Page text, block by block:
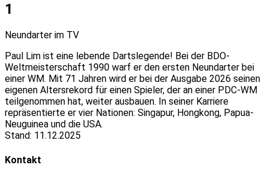
1
Neundarter im TV
Paul Lim ist eine lebende Dartslegende! Bei der BDO-
Weltmeisterschaft 1990 warf er den ersten Neundarter bei
einer WM. Mit 71 Jahren wird er bei der Ausgabe 2026 seinen
eigenen Altersrekord für einen Spieler, der an einer PDC-WM
teilgenommen hat, weiter ausbauen. In seiner Karriere
repräsentierte er vier Nationen: Singapur, Hongkong, Papua-
Neuguinea und die USA.
Stand: 11.12.2025
Kontakt